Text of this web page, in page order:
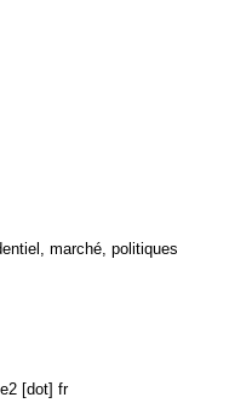
marché, politiques
[dot] fr